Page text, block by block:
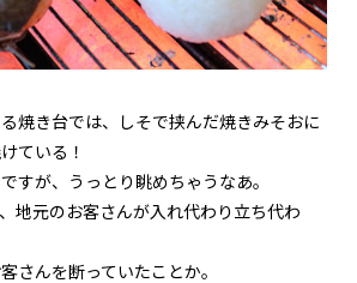
焼き台では、しそで挟んだ焼きみそおに
ている！
すが、うっとり眺めちゃうなあ。
地元のお客さんが入れ代わり立ち代わ
さんを断っていたことか。